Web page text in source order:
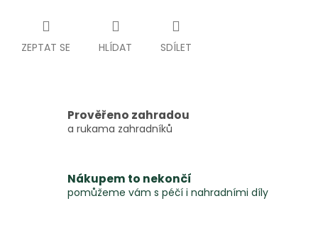
ZEPTAT SE HLÍDAT SDÍLET
Prověřeno zahradou
a rukama zahradníků
Nákupem to nekončí
pomůžeme vám s péčí i nahradními díly